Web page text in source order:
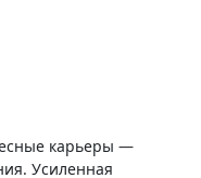
карьеры —
Усиленная